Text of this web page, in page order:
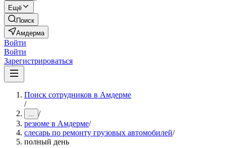
Ещё
Поиск
Амдерма
Войти
Войти
Зарегистрироваться
Поиск сотрудников в Амдерме
/
... /
резюме в Амдерме/
слесарь по ремонту грузовых автомобилей/
полный день